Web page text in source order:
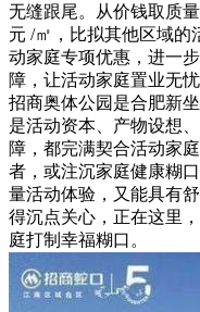
无缝跟尾。从价钱取质
元 /㎡，比拟其他区域的
动家庭专项优惠，进一
障，让活动家庭置业无
招商奥体公园是合肥新
是活动资本、产物设想
障，都完满契合活动家
者，或注沉家庭健康糊
量活动体验，又能具有
得沉点关心，正在这里
庭打制幸福糊口。